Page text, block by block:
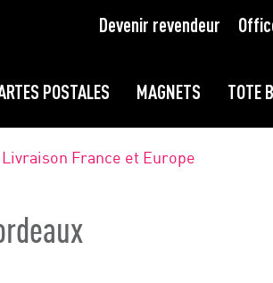
Devenir revendeur
POSTALES MAGNETS TOTE
France et Europe